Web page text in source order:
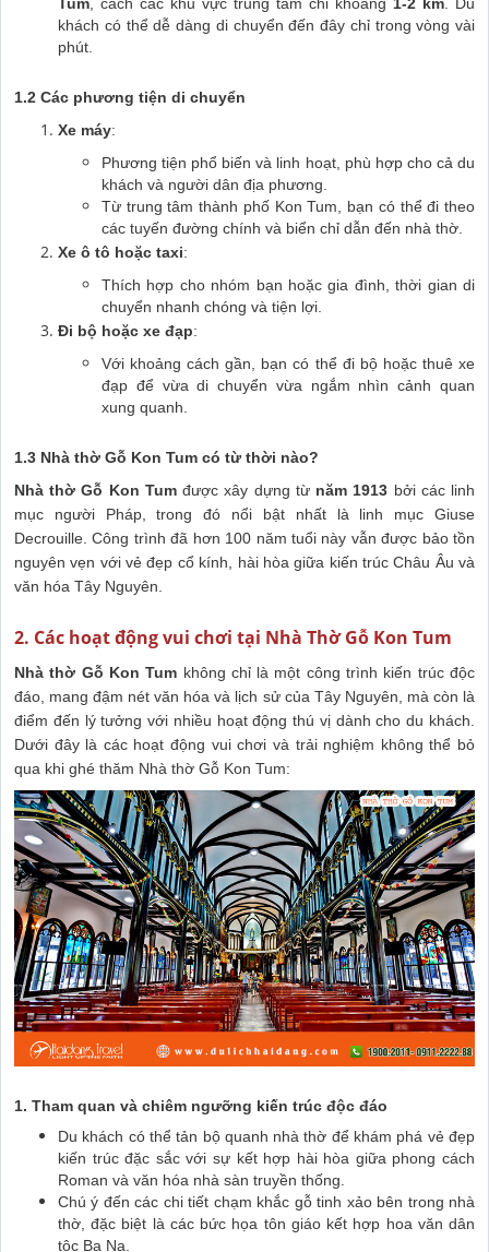
khách có thể dễ dàng di chuyển đến đây chỉ trong vòng vài
phút.
1.2 Các phương tiện di chuyển
Xe máy:
Phương tiện phổ biến và linh hoạt, phù hợp cho cả du
khách và người dân địa phương.
Từ trung tâm thành phố Kon Tum, bạn có thể đi theo
các tuyến đường chính và biển chỉ dẫn đến nhà thờ.
Xe ô tô hoặc taxi:
Thích hợp cho nhóm bạn hoặc gia đình, thời gian di
chuyển nhanh chóng và tiện lợi.
Đi bộ hoặc xe đạp:
Với khoảng cách gần, bạn có thể đi bộ hoặc thuê xe
đạp để vừa di chuyển vừa ngắm nhìn cảnh quan
xung quanh.
1.3 Nhà thờ Gỗ Kon Tum có từ thời nào?
Nhà thờ Gỗ Kon Tumđược xây dựng từ năm 1913 bởi các linh
mục người Pháp, trong đó nổi bật nhất là linh mục Giuse
Decrouille. Công trình đã hơn 100 năm tuổi này vẫn được bảo tồn
nguyên vẹn với vẻ đẹp cổ kính, hài hòa giữa kiến trúc Châu Âu và
văn hóa Tây Nguyên.
2. Các hoạt động vui chơi tại Nhà Thờ Gỗ Kon Tum
Nhà thờ Gỗ Kon Tum không chỉ là một công trình kiến trúc độc
đáo, mang đậm nét văn hóa và lịch sử của Tây Nguyên, mà còn là
điểm đến lý tưởng với nhiều hoạt động thú vị dành cho du khách.
Dưới đây là các hoạt động vui chơi và trải nghiệm không thể bỏ
qua khi ghé thăm Nhà thờ Gỗ Kon Tum:
1. Tham quan và chiêm ngưỡng kiến trúc độc đáo
Du khách có thể tản bộ quanh nhà thờ để khám phá vẻ đẹp
kiến trúc đặc sắc với sự kết hợp hài hòa giữa phong cách
Roman và văn hóa nhà sàn truyền thống.
Chú ý đến các chi tiết chạm khắc gỗ tinh xảo bên trong nhà
thờ, đặc biệt là các bức họa tôn giáo kết hợp hoa văn dân
tộc Ba Na.